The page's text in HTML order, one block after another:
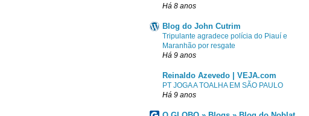
Há 8 anos
Blog do John Cutrim
Tripulante agradece polícia do Piauí e
Maranhão por resgate
Há 9 anos
Reinaldo Azevedo | VEJA.com
PT JOGA A TOALHA EM SÃO PAULO
Há 9 anos